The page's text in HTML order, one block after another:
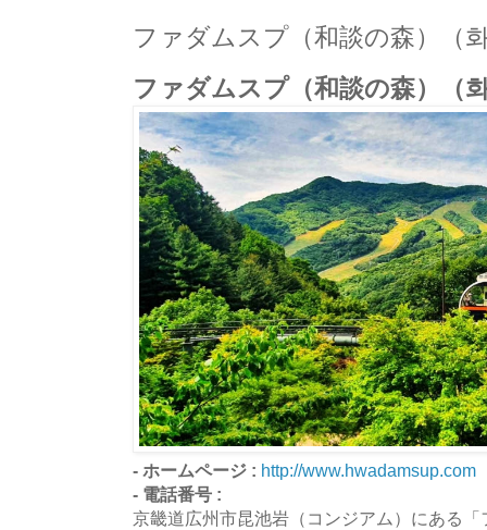
ファダムスプ（和談の森）（
ファダムスプ（和談の森）（
- ホームページ : http://www.hwadamsup.com
- 電話番号 :
京畿道広州市昆池岩（コンジアム）にある